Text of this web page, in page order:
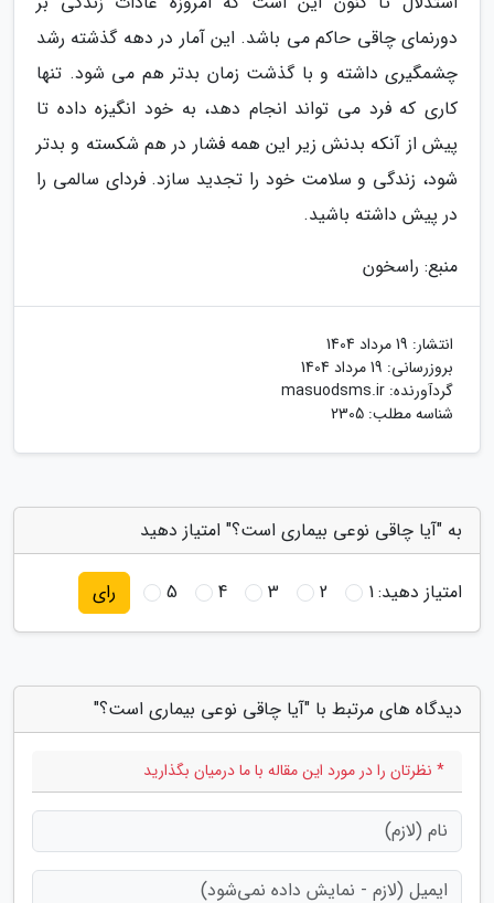
دورنمای چاقی حاکم می باشد. این آمار در دهه گذشته رشد
چشمگیری داشته و با گذشت زمان بدتر هم می شود. تنها
کاری که فرد می تواند انجام دهد، به خود انگیزه داده تا
پیش از آنکه بدنش زیر این همه فشار در هم شکسته و بدتر
شود، زندگی و سلامت خود را تجدید سازد. فردای سالمی را
در پیش داشته باشید.
منبع: راسخون
انتشار: 19 مرداد 1404
بروزرسانی: 19 مرداد 1404
گردآورنده: masuodsms.ir
شناسه مطلب: 2305
به "آیا چاقی نوعی بیماری است؟" امتیاز دهید
امتیاز دهید:1
2
3
4
5 رای
دیدگاه های مرتبط با "آیا چاقی نوعی بیماری است؟"
* نظرتان را در مورد این مقاله با ما درمیان بگذارید